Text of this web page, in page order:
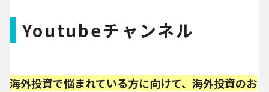
Youtubeチャンネル
海外投資で悩まれている方に向けて、海外投資のお